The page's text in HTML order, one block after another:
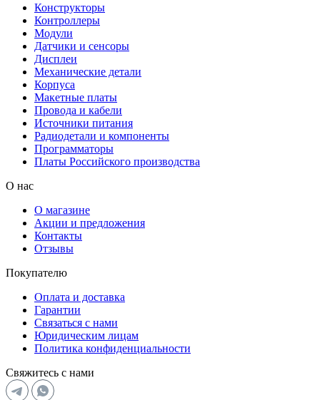
Конструкторы
Контроллеры
Модули
Датчики и сенсоры
Дисплеи
Механические детали
Корпуса
Макетные платы
Провода и кабели
Источники питания
Радиодетали и компоненты
Программаторы
Платы Российского производства
О нас
О магазине
Акции и предложения
Контакты
Отзывы
Покупателю
Оплата и доставка
Гарантии
Связаться с нами
Юридическим лицам
Политика конфиденциальности
Свяжитесь с нами